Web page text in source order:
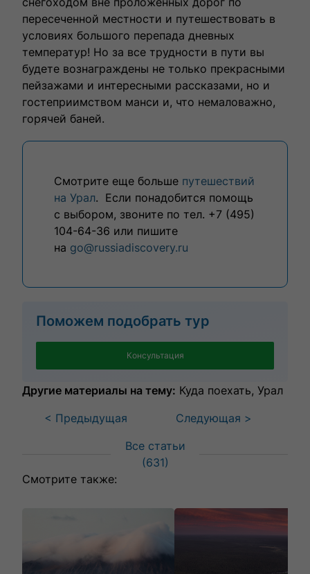
пересеченной местности и путешествовать в
условиях большого перепада дневных
температур! Но за все трудности в пути вы
будете вознаграждены не только прекрасными
пейзажами и интересными рассказами, но и
гостеприимством манси и, что немаловажно,
горячей баней.
Смотрите еще больше путешествий
на Урал. Если понадобится помощь
с выбором, звоните по тел. +7 (495)
104-64-36 или пишите
на go@russiadiscovery.ru
Поможем подобрать тур
Консультация
Другие материалы на тему: Куда поехать Урал
< Предыдущая
Следующая >
Все статьи
(631)
Смотрите также: